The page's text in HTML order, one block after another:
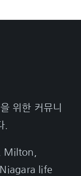
위한 커뮤니
.
Milton,
life